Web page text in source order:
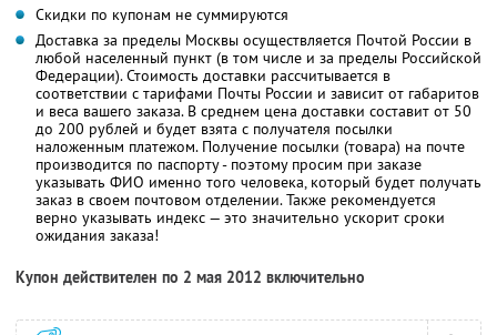
Скидки по купонам не суммируются
Доставка за пределы Москвы осуществляется Почтой России в
любой населенный пункт (в том числе и за пределы Российской
Федерации). Стоимость доставки рассчитывается в
соответствии с тарифами Почты России и зависит от габаритов
и веса вашего заказа. В среднем цена доставки составит от 50
до 200 рублей и будет взята с получателя посылки
наложенным платежом. Получение посылки (товара) на почте
производится по паспорту - поэтому просим при заказе
указывать ФИО именно того человека, который будет получать
заказ в своем почтовом отделении. Также рекомендуется
верно указывать индекс — это значительно ускорит сроки
ожидания заказа!
Купон действителен по 2 мая 2012 включительно